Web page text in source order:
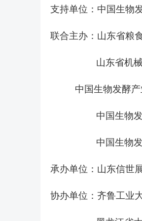
支持单位： 中国生物
联合主办：山东省粮
山东省机
中国生物发酵
中国生物
中国生物
承办单位：山东信世
协办单位： 齐鲁工业